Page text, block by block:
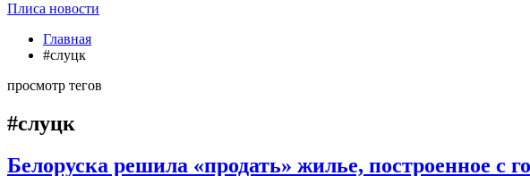
Плиса новости
Главная
#слуцк
просмотр тегов
#слуцк
Белоруска решила «продать» жилье, построенное с